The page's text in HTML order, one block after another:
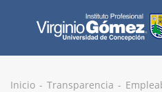
Inicio Transparencia